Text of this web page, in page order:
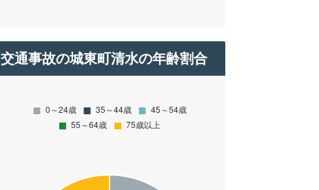
交通事故の城東町清水の年齢割合